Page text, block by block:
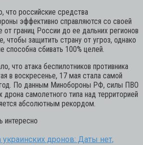
что российские средства
эффективно справляются со своей
границ России до ее дальних регионов
защитить страну от угроз, однако
способна сбивать 100% целей.
что атака беспилотников противника
в воскресенье, 17 мая стала самой
По данным Минобороны РФ, силы ПВО
дрона самолетного типа над территорией
абсолютным рекордом.
дронов: Даты нет,